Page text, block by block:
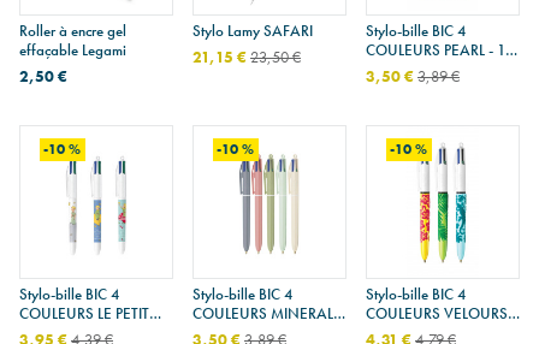
Roller à encre gel
effaçable Legami
2,50 €
Stylo Lamy SAFARI
21,15 €23,50 €
Stylo-bille BIC 4
COULEURS PEARL - 1
stylo-bille
3,50 €3,89 €
-10 %
Stylo-bille BIC 4
COULEURS LE PETIT
PRINCE - 1 stylo-bille
3,95 €4,39 €
-10 %
Stylo-bille BIC 4
COULEURS MINERAL -
1 stylo-bille
3,50 €3,89 €
-10 %
Stylo-bille BIC 4
COULEURS VELOURS -
1 stylo-bille
4,31 €4,79 €